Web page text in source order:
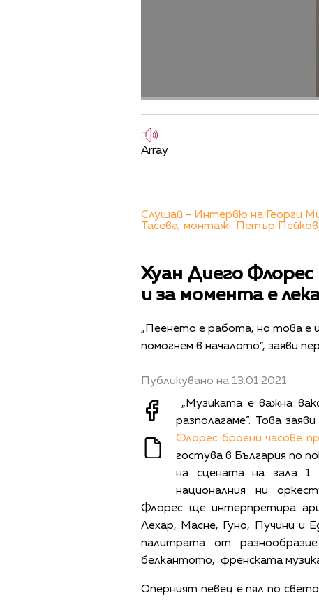
Array
Слушай - Интервю на Георги
Тасева, монтаж- Петър
Хуан Диего
и за момента е
„Пеенето е работа, но това е
помогнем в началото”, заяви
Публикувано на 13.01.2021
„Музиката е важна
разполагаме”. Това
Флорес броени часове
гостува в България по
на сцената на зала
националния ни
Флорес ще интерпретира
Лехар, Масне, Гуно, Пучини и
палитрата от
белкантото, френската музика
Оперният певец е пял по